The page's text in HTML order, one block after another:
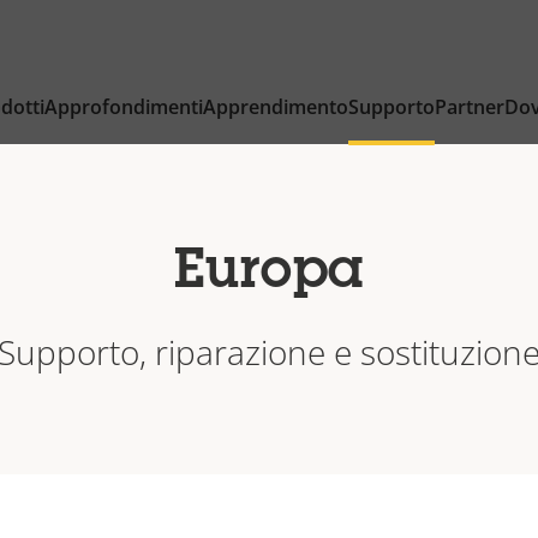
ApprofondimentiApprendimentoSupportoPartner
Europa
Supporto, riparazione e sostituzione